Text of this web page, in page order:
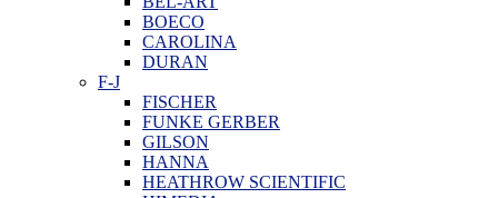
BOECO
CAROLINA
DURAN
F-J
FISCHER
FUNKE GERBER
GILSON
HANNA
HEATHROW SCIENTIFIC